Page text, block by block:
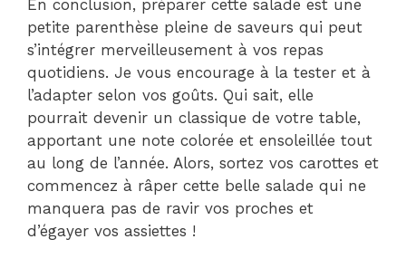
En conclusion, préparer cette salade est une
petite parenthèse pleine de saveurs qui peut
s’intégrer merveilleusement à vos repas
quotidiens. Je vous encourage à la tester et à
l’adapter selon vos goûts. Qui sait, elle
pourrait devenir un classique de votre table,
apportant une note colorée et ensoleillée tout
au long de l’année. Alors, sortez vos carottes et
commencez à râper cette belle salade qui ne
manquera pas de ravir vos proches et
d’égayer vos assiettes !